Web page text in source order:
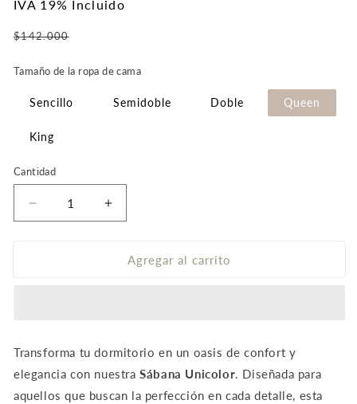
habitual
IVA 19% Incluido
$142.000
de
oferta
Tamaño de la ropa de cama
Sencillo Semidoble Doble Queen
King
Cantidad
Reducir
cantidad
Navy
Aumentar
cantidad
Juego
Navy
Agregar al carrito
Transforma tu dormitorio en un oasis de confort y
elegancia con nuestraSábana Unicolor. Diseñada para
aquellos que buscan la perfección en cada detalle, esta